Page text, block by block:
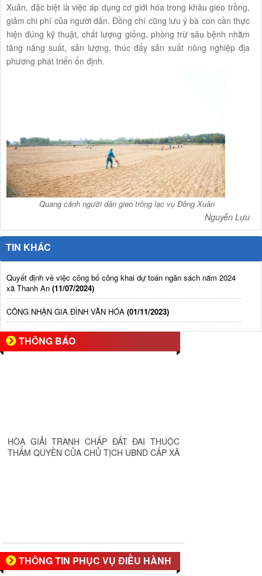
Xuân, đặc biệt là việc áp dụng cơ giới hóa trong khâu gieo trồng,
giảm chi phí của người dân. Đồng chí cũng lưu ý bà con cần thực
hiện đúng kỹ thuật, chất lượng giống, phòng trừ sâu bệnh nhằm
tăng năng suất, sản lượng, thúc đẩy sản xuất nông nghiệp địa
phương phát triển ổn định.
Quang cảnh người dân gieo trồng lạc vụ Đông Xuân
Nguyễn Lựu
TIN KHÁC
Quyết định về việc công bố công khai dự toán ngân sách năm 2024
xã Thanh An (11/07/2024)
CÔNG NHẬN GIA ĐÌNH VĂN HÓA (01/11/2023)
THÔNG BÁO
HÒA GIẢI TRANH CHẤP ĐẤT ĐAI THUỘC
THẨM QUYỀN CỦA CHỦ TỊCH UBND CẤP XÃ
THÔNG TIN PHỤC VỤ ĐIỀU HÀNH